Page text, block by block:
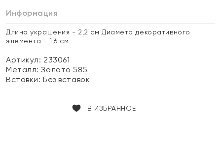
Информация
Длина украшения - 2,2 см Диаметр декоративного
элемента - 1,6 см
Артикул: 233061
Металл:Золото 585
Вставки:Без вставок
В ИЗБРАННОЕ